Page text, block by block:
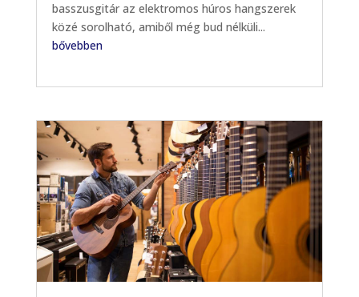
basszusgitár az elektromos húros hangszerek
közé sorolható, amiből még bud nélküli...
bővebben